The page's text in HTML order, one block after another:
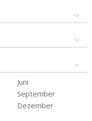
Juni
September
Dezember